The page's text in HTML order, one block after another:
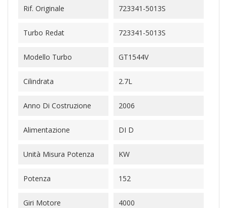
Rif. Originale 723341-5013S
Turbo Redat 723341-5013S
Modello Turbo GT1544V
Cilindrata 2.7L
Anno Di Costruzione 2006
Alimentazione DI D
Unità Misura Potenza KW
Potenza 152
Giri Motore 4000